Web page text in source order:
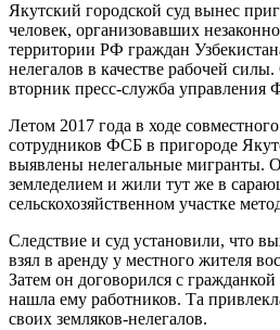
Якутский городской суд вынес
человек, организовавших
территории РФ граждан
нелегалов в качестве рабочей
вторник пресс-служба
Летом 2017 года в ходе
сотрудников ФСБ в пригороде
выявлены нелегальные мигранты.
земледелием и жили тут же в
сельскохозяйственном участке
Следствие и суд установили, что
взял в аренду у местного жителя
Затем он договорился с
нашла ему работников. Та
своих земляков-нелегалов.